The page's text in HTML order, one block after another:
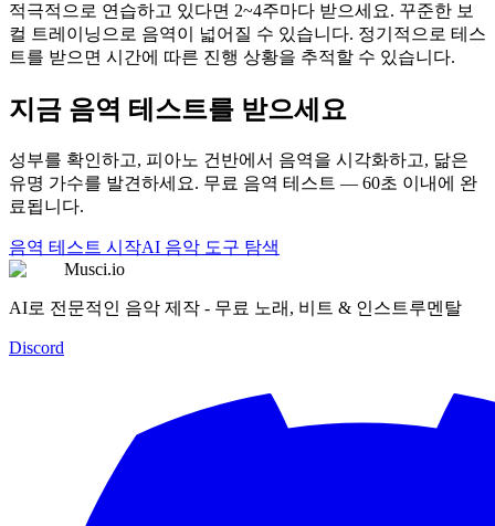
적극적으로 연습하고 있다면 2~4주마다 받으세요. 꾸준한 보
컬 트레이닝으로 음역이 넓어질 수 있습니다. 정기적으로 테스
트를 받으면 시간에 따른 진행 상황을 추적할 수 있습니다.
지금 음역 테스트를 받으세요
성부를 확인하고, 피아노 건반에서 음역을 시각화하고, 닮은
유명 가수를 발견하세요. 무료 음역 테스트 — 60초 이내에 완
료됩니다.
음역 테스트 시작AI 음악 도구 탐색
Musci.io
AI로 전문적인 음악 제작 - 무료 노래, 비트 & 인스트루멘탈
Discord